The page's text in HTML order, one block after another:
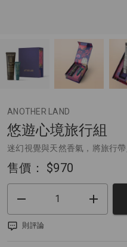
ANOTHER LAND
悠遊心境旅行組
迷幻視覺與天然香氣，將旅行
售價： $970
則評論